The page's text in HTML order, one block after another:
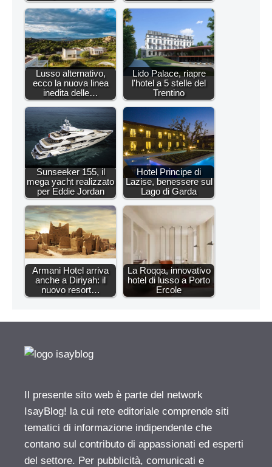
Lusso alternativo,
ecco la nuova linea
inedita delle…
Lido Palace, riapre
l'hotel a 5 stelle del
Trentino
Sunseeker 155, il
mega yacht realizzato
per Eddie Jordan
Hotel Principe di
Lazise, benessere sul
Lago di Garda
Armani Hotel arriva
anche a Diriyah: il
nuovo resort…
La Roqqa, innovativo
hotel di lusso a Porto
Ercole
Il presente sito web è parte del network
IsayBlog! la cui rete editoriale comprende siti
tematici di informazione indipendente che
contano sul contributo di appassionati ed esperti
del settore. Per pubblicità, comunicati e